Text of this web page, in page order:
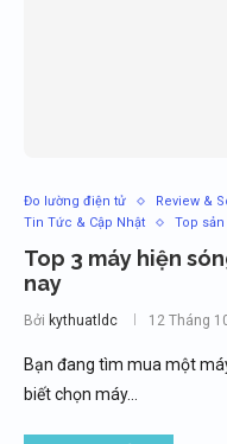
Đo lường điện tử
Review &
Tin Tức & Cập Nhật
Top
Top 3 máy hiện
nay
Bởi kythuatldc 12 Tháng
Bạn đang tìm mua một
biết chọn máy…